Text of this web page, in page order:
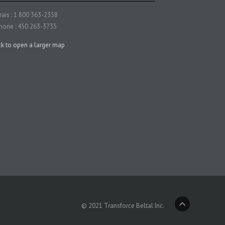
: 1 800 363-2358
: 450 263-3735
© 2021 Transforce Beltal Inc.